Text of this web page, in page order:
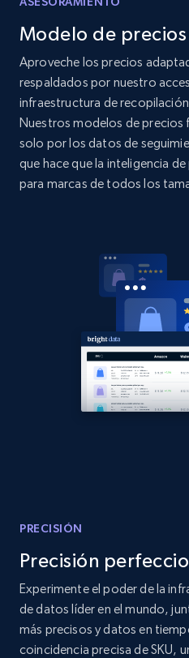
2.1K+ 353+
Home Depot US -
using specified keywords
URL, Domain, Country
Sku, Product id, Product
Home Depot US -
specified URL
URL, Domain, Country
Sku, Product id, Product
and more.
Home Depot US -
URL, Domain, Country
Sku, Product id, Product
and more.
2.1K+ 353+
Modelo de
Aproveche los precios
respaldados por nuestro
infraestructura de
Nuestros modelos de precios
solo por los datos de
que hace que la inteligencia
para marcas de todos los
PRECISIÓN
Precisión
Experimente el poder de la
de datos líder en el mundo,
más precisos y datos en
coincidencia precisa de SKU,